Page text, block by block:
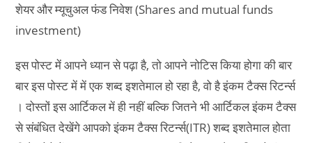
शेयर और म्यूचुअल फंड निवेश (Shares and mutual funds
investment)
इस पोस्ट में आपने ध्यान से पढ़ा है, तो आपने नोटिस किया होगा की बार
बार इस पोस्ट में में एक शब्द इशतेमाल हो रहा है, वो है इंकम टैक्स रिटर्न्स
। दोस्तों इस आर्टिकल में ही नहीं बल्कि जितने भी आर्टिकल इंकम टैक्स
से संबंधित देखेंगे आपको इंकम टैक्स रिटर्न्स(ITR) शब्द इशतेमाल होता